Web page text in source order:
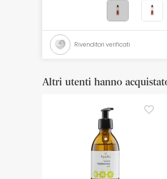
I più venduti
Health points
Rivenditori verificati
Altri utenti hanno